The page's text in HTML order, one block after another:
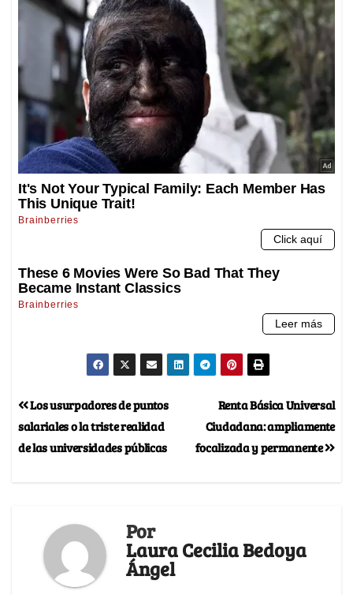
Renta Básica Universal
Ciudadana: ampliamente
focalizada y permanente
Los usurpadores de puntos
salariales o la triste realidad
de las universidades públicas
Por
Laura Cecilia Bedoya
Ángel